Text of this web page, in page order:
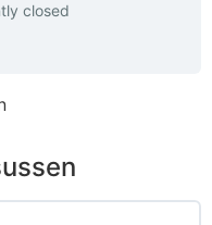
closed